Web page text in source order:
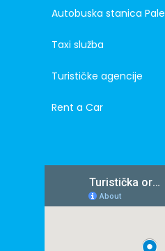
Autobuska stanica Pale
Taxi služba
Turističke agencije
Rent a Car